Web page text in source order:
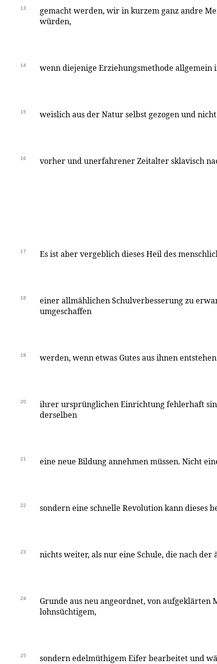
13
gemacht werden, wir in kurzem ganz andre
würden,
14 wenn diejenige Erziehungsmethode allgemein
15 weislich aus der Natur selbst gezogen und
16 vorher und unerfahrener Zeitalter sklavisch
17 Es ist aber vergeblich dieses Heil des
18
einer allmählichen Schulverbesserung zu
umgeschaffen
19 werden, wenn etwas Gutes aus ihnen
20
ihrer ursprünglichen Einrichtung fehlerhaft
derselben
21 eine neue Bildung annehmen müssen. Nicht
22 sondern eine schnelle Revolution kann dieses
23 nichts weiter, als nur eine Schule, die nach der
24
Grunde aus neu angeordnet, von aufgeklärten
lohnsüchtigem,
25 sondern edelmüthigem Eifer bearbeitet und